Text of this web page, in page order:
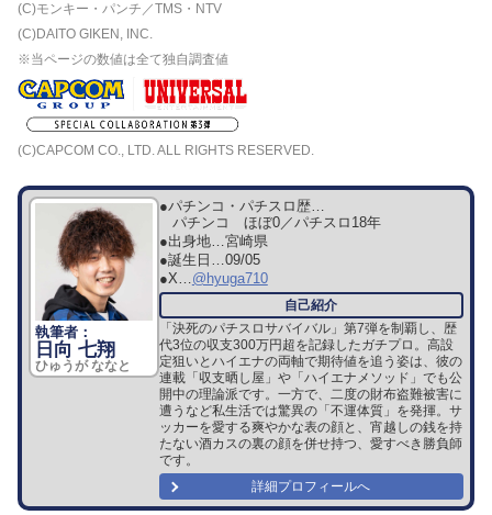
(C)モンキー・パンチ／TMS・NTV
(C)DAITO GIKEN, INC.
※当ページの数値は全て独自調査値
(C)CAPCOM CO., LTD. ALL RIGHTS RESERVED.
日向 七翔
ひゅうが ななと
●パチンコ・パチスロ歴…
パチンコ ほぼ0／パチスロ18年
●出身地…宮崎県
●誕生日…09/05
●X…@hyuga710
「決死のパチスロサバイバル」第7弾を制覇し、歴
代3位の収支300万円超を記録したガチプロ。高設
定狙いとハイエナの両軸で期待値を追う姿は、彼の
連載「収支晒し屋」や「ハイエナメソッド」でも公
開中の理論派です。一方で、二度の財布盗難被害に
遭うなど私生活では驚異の「不運体質」を発揮。サ
ッカーを愛する爽やかな表の顔と、宵越しの銭を持
たない酒カスの裏の顔を併せ持つ、愛すべき勝負師
です。
詳細プロフィールへ